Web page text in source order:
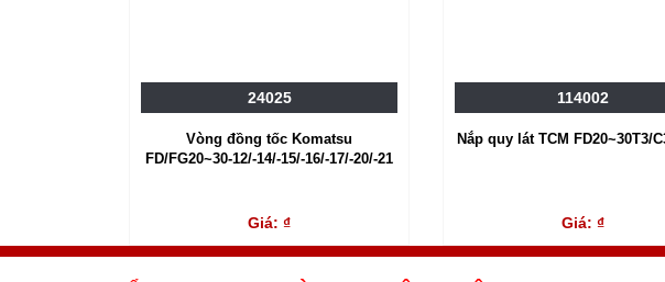
24025
Vòng đồng tốc Komatsu
FD/FG20~30-12/-14/-15/-16/-17/-20/-21
Giá: ₫
114002
Nắp quy lát TCM FD20~30T3/
Giá: ₫